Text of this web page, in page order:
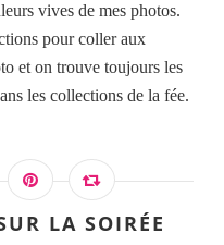
vives de mes photos.
pour coller aux
et on trouve toujours les
les collections de la fée.
LA SOIRÉE